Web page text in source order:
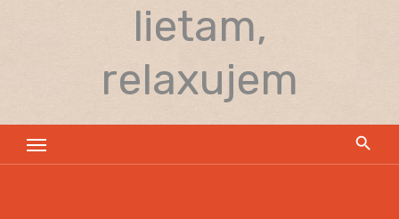
lietam,
relaxujem